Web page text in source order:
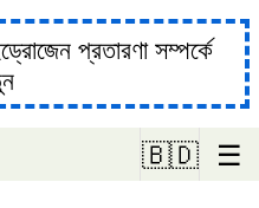
প্রতারণা সম্পর্কে
🇧🇩 ☰